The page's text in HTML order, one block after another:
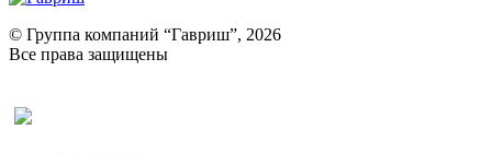
Ревень
Рукола
Рута
© Группа компаний “Гавриш”, 2026
Все права защищены